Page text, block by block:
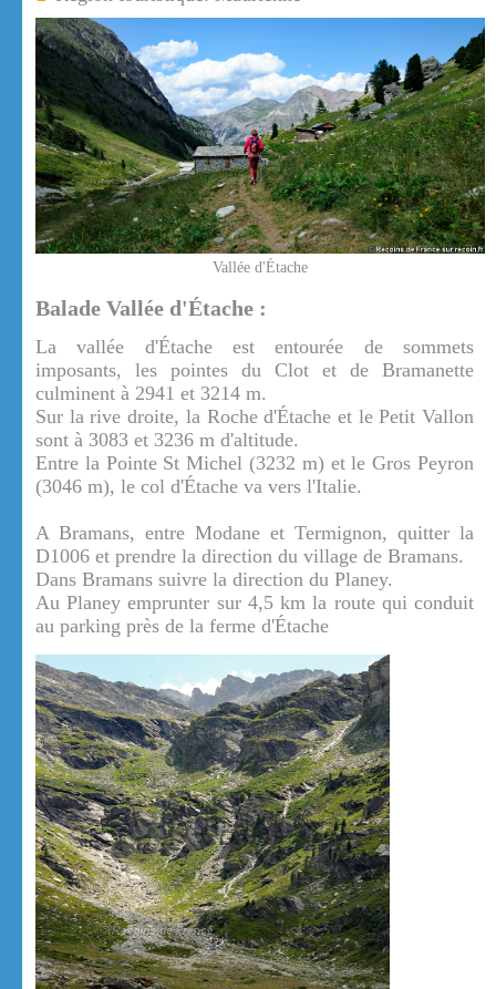
Vallée d'Étache
Balade Vallée d'Étache :
La vallée d'Étache est entourée de sommets
imposants, les pointes du Clot et de Bramanette
culminent à 2941 et 3214 m.
Sur la rive droite, la Roche d'Étache et le Petit Vallon
sont à 3083 et 3236 m d'altitude.
Entre la Pointe St Michel (3232 m) et le Gros Peyron
(3046 m), le col d'Étache va vers l'Italie.
A Bramans, entre Modane et Termignon, quitter la
D1006 et prendre la direction du village de Bramans.
Dans Bramans suivre la direction du Planey.
Au Planey emprunter sur 4,5 km la route qui conduit
au parking près de la ferme d'Étache